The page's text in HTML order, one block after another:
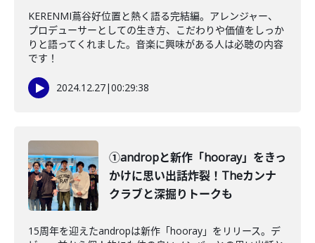
KERENMI蔦谷好位置と熱く語る完結編。アレンジャー、
プロデューサーとしての生き方、こだわりや価値をしっか
りと語ってくれました。音楽に興味がある人は必聴の内容
です！
2024.12.27|00:29:38
①andropと新作「hooray」をきっ
かけに思い出話炸裂！Theカンナ
クラブと深掘りトークも
15周年を迎えたandropは新作「hooray」をリリース。デ